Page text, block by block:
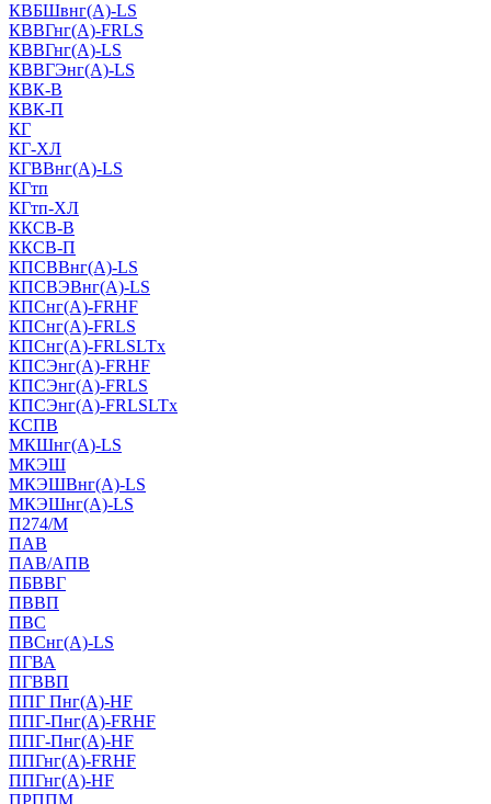
КВБШвнг(А)-LS
КВВГнг(А)-FRLS
КВВГнг(А)-LS
КВВГЭнг(А)-LS
КВК-В
КВК-П
КГ
КГ-ХЛ
КГВВнг(А)-LS
КГтп
КГтп-ХЛ
ККСВ-В
ККСВ-П
КПСВВнг(А)-LS
КПСВЭВнг(А)-LS
КПСнг(А)-FRHF
КПСнг(А)-FRLS
КПСнг(А)-FRLSLTx
КПСЭнг(А)-FRHF
КПСЭнг(А)-FRLS
КПСЭнг(А)-FRLSLTx
КСПВ
МКШнг(А)-LS
МКЭШ
МКЭШВнг(А)-LS
МКЭШнг(А)-LS
П274/М
ПАВ
ПАВ/АПВ
ПБВВГ
ПВВП
ПВС
ПВСнг(А)-LS
ПГВА
ПГВВП
ППГ Пнг(А)-HF
ППГ-Пнг(А)-FRHF
ППГ-Пнг(А)-HF
ППГнг(А)-FRHF
ППГнг(А)-HF
ПРППМ